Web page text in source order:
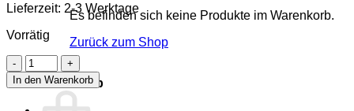
Es befinden sich keine Produkte im Warenkorb.
Zurück zum Shop
0
Warenkorb
Lieferzeit: 2-3 Werktage
Vorrätig
Woodmero
Aufkleber
(Mini)
Menge
In den Warenkorb